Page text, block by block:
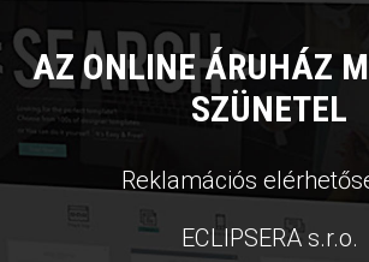
AZ ONLINE ÁRUHÁZ
SZÜNETEL
Reklamációs
ECLIPSERA s.r.o.